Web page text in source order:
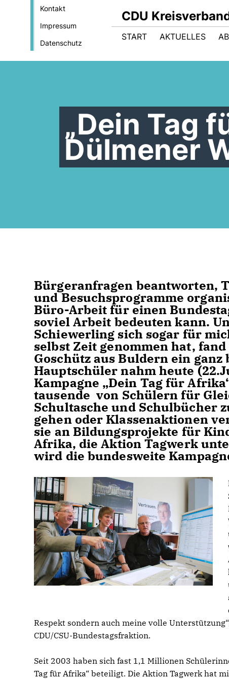
Kontakt
Impressum
Datenschutz
CDU
START AKTUELLES
Dein Tag
Dülmener
Bürgeranfragen beantworten,
und Besuchsprogramme
Büro-Arbeit für einen
soviel Arbeit bedeuten kann.
Schiewerling sich sogar für
selbst Zeit genommen hat,
Goschütz aus Buldern ein
Hauptschüler nahm heute
Kampagne „Dein Tag für
tausende von Schülern für
Schultasche und Schulbücher
gehen oder Klassenaktionen
sie an Bildungsprojekte für
Afrika, die Aktion Tagwerk
wird die bundesweite
Respekt sondern auch meine volle
CDU/CSU-Bundestagsfraktion.
Seit 2003 haben sich fast 1,1 Millionen
Tag für Afrika“ beteiligt. Die Aktion Tagwerk hat